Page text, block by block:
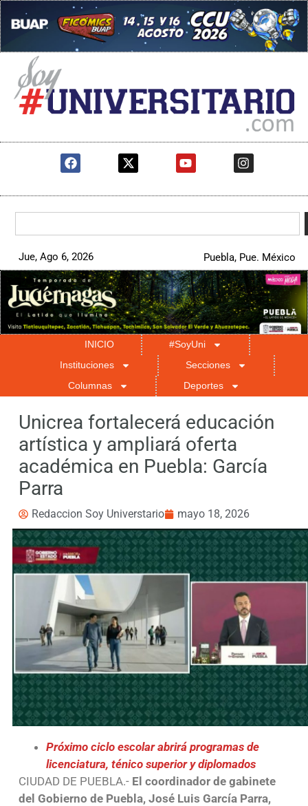
Jue, Ago 6, 2026 Puebla, Pue. México
INICIO
#SoyUni
Instituciones
Secciones
Columnas
Deportes
Unicrea fortalecerá educación
artística y ampliará oferta
académica en Puebla: García
Parra
Redaccion Soy Universtario mayo 18, 2026
Próximo ciclo escolar abrirá programas de
licenciatura, ténico superior y diplomados
CIUDAD DE PUEBLA.- El coordinador de gabinete
del Gobierno de Puebla, José Luis García Parra,